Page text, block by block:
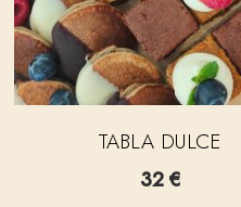
TABLA DULCE
32€